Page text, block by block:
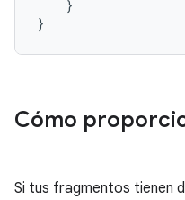
}
}
Cómo
Si tus fragmentos tienen